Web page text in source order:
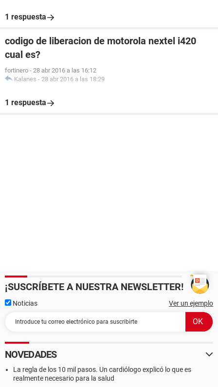
1 respuesta
codigo de liberacion de motorola nextel i420
cual es?
fortinero - 28 abr 2016 a las 16:12
Kalanes - 28 abr 2016 a las 18:29
1 respuesta
¡SUSCRÍBETE A NUESTRA NEWSLETTER!
Noticias Ver un ejemplo
NOVEDADES
La regla de los 10 mil pasos. Un cardiólogo explicó lo que es
realmente necesario para la salud